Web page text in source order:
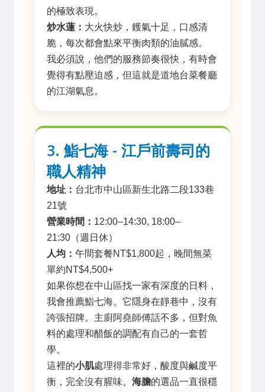
的極致表現。
炒水蓮： 大火快炒，鑊氣十足，口感清
脆，每次都會點來平衡肉類的油膩感。
我必須說，他們的服務節奏很快，有時會
覺得有點壓迫感，但這就是道地台菜餐廳
的江湖氣息。
3. 鮨七海 - 江戶前壽司的
職人精神
地址： 台北市中山區新生北路二段133巷
21號
營業時間： 12:00–14:30, 18:00–
21:30（週日休）
人均： 午間套餐NT$1,800起，晚間無菜
單約NT$4,500+
如果你想在中山區找一家有深度的日料，
我會推薦鮨七海。它隱身在靜巷中，沒有
誇張招牌。主廚阿堯師傅話不多，但對魚
料的處理和醋飯的調配有自己的一套哲
學。
這裡的小肌處理得非常好，酸度與鹹度平
衡，完全沒有腥味。 海膽的選品一直很穩